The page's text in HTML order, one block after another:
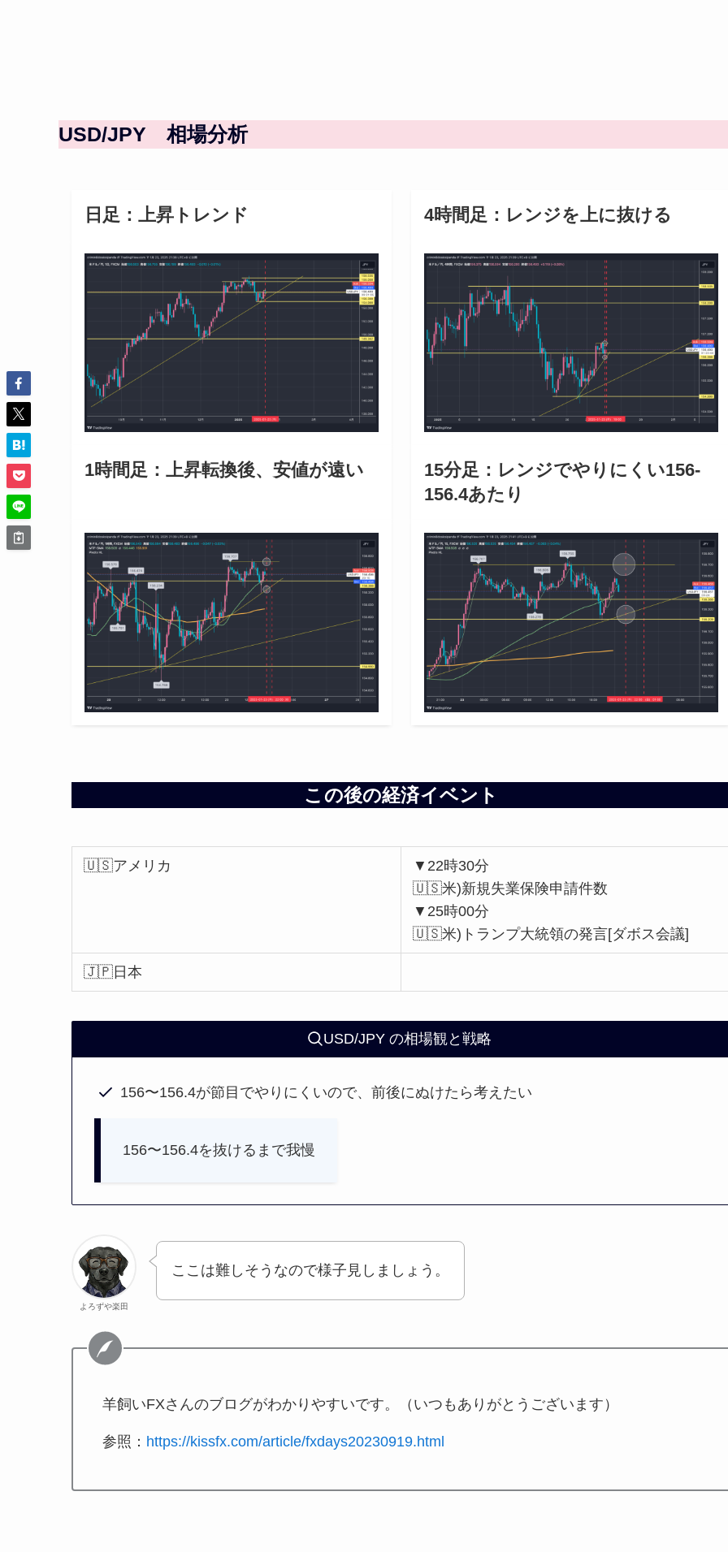
USD/JPY 相場分析
日足：上昇トレンド 4時間足：レンジを上に抜ける
1時間足：上昇転換後、安値が遠い
15分足：レンジでやりにくい156-
156.4あたり
この後の経済イベント
🇺🇸アメリカ
▼22時30分
🇺🇸米)新規失業保険申請件数
▼25時00分
🇺🇸米)トランプ大統領の発言[ダボス会議]
🇯🇵日本
USD/JPY の相場観と戦略
156〜156.4が節目でやりにくいので、前後にぬけたら考えたい
156〜156.4を抜けるまで我慢
よろずや楽田
ここは難しそうなので様子見しましょう。
羊飼いFXさんのブログがわかりやすいです。（いつもありがとうございます）
参照： https://kissfx.com/article/fxdays20230919.html